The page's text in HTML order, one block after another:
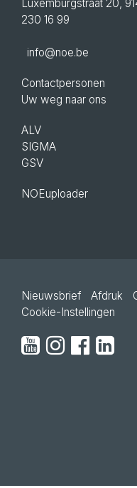
230 16 99
info@noe.be
Contactpersonen
Uw weg naar ons
ALV
SIGMA
GSV
NOEuploader
Nieuwsbrief Afdruk
Cookie-Instellingen